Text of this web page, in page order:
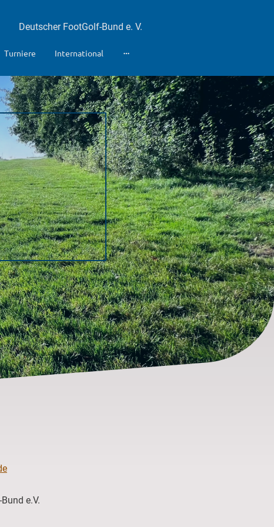
Deutscher FootGolf-Bund e. V.
Turniere International
e.V.